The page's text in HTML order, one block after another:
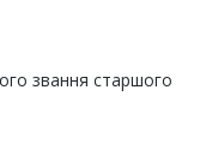
звання старшого